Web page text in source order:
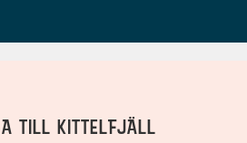
TILL KITTELFJÄLL